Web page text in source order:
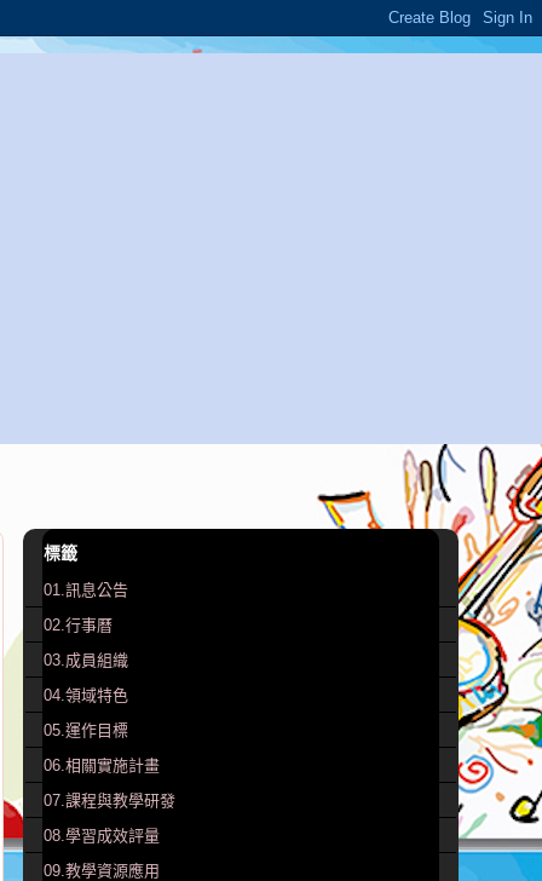
標籤
01.訊息公告
02.行事曆
03.成員組織
04.領域特色
05.運作目標
06.相關實施計畫
07.課程與教學研發
08.學習成效評量
09.教學資源應用